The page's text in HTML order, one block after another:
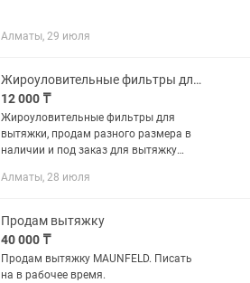
Алматы, 29 июля
Жироуловительные фильтры для вытяжки
12 000 ₸
Жироуловительные фильтры для
вытяжки, продам разного размера в
наличии и под заказ для вытяжку
Алматы, 28 июля
Продам вытяжку
40 000 ₸
Продам вытяжку MAUNFELD. Писать
на в рабочее время.